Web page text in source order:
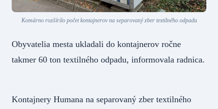
Komárno rozšírilo počet kontajnerov na separovaný zber textilného odpadu
Obyvatelia mesta ukladali do kontajnerov ročne
takmer 60 ton textilného odpadu, informovala radnica.
Kontajnery Humana na separovaný zber textilného